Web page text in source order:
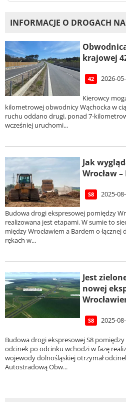
INFORMACJE O DROGACH
krajowej
42 2026-
Kierowcy
kilometrowej obwodnicy Wąchocka w
ruchu oddano drugi, ponad 7-
wcześniej uruchomi...
Jak
Wrocław –
S8 2025-
Budowa drogi ekspresowej pomiędzy
realizowana jest etapami. W sumie to
między Wrocławiem a Bardem o łącznej
rękach w...
Jest
nowej
S8 2025-
Budowa drogi ekspresowej S8 pomiędzy
odcinek po odcinku wchodzi w fazę
wojewody dolnośląskiej otrzymał
Autostradową Obw...